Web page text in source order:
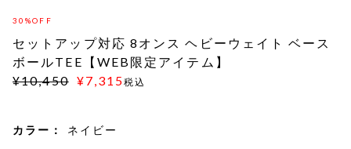
30%OFF
セットアップ対応 8オンス ヘビーウェイト ベース
ボールTEE【WEB限定アイテム】
¥10,450 ¥7,315税込
カラー： ネイビー